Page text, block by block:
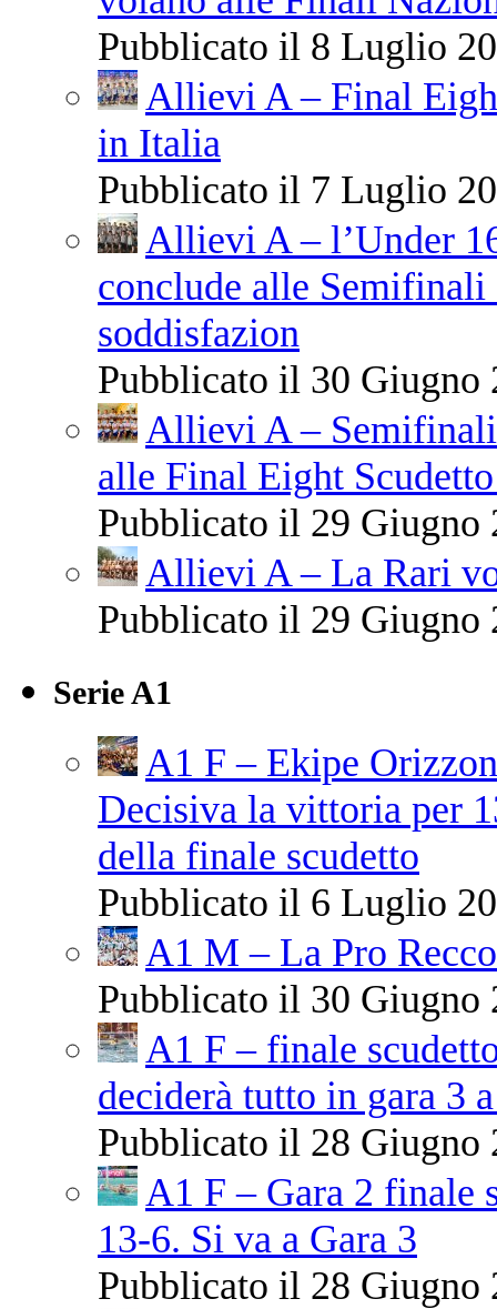
Pubblicato il 8 Luglio
Allievi A – Final
in Italia
Pubblicato il 7 Luglio
Allievi A – l’Under
conclude alle
soddisfazion
Pubblicato il 30 Giugno
Allievi A –
alle Final Eight
Pubblicato il 29 Giugno
Allievi A – La Rari
Pubblicato il 29 Giugno
Serie A1
A1 F – Ekipe
Decisiva la vittoria per
della finale scudetto
Pubblicato il 6 Luglio
A1 M – La Pro
Pubblicato il 30 Giugno
A1 F – finale
deciderà tutto in gara 3
Pubblicato il 28 Giugno
A1 F – Gara 2 finale
13-6. Si va a Gara 3
Pubblicato il 28 Giugno